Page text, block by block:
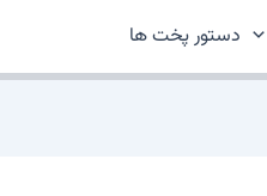
دستور پخت ها